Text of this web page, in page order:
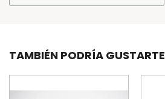
TAMBIÉN PODRÍA GUSTARTE